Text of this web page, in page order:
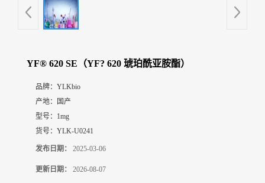
YF® 620 SE（YF? 620 琥珀酰亚胺酯）
品牌： YLKbio
产地：
国产
型号： 1mg
货号： YLK-U0241
发布日期： 2025-03-06
更新日期： 2026-08-07